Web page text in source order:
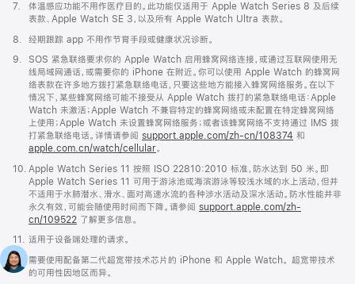
脚
7.
体温感应功能不用作医疗目的。此功能仅适用于 Apple Watch Series 8 及后续
表款、Apple Watch SE 3，以及所有 Apple Watch Ultra 表款。
脚
8. 经期跟踪 app 不用作节育手段或健康状况诊断。
脚
9.
SOS 紧急联络要求你的 Apple Watch 启用蜂窝网络连接，或通过互联网使用无
线局域网通话，或需要你的 iPhone 在附近。你可以使用 Apple Watch 的蜂窝网
络表款在许多地方拨打紧急联络电话，只要这些地方能接入蜂窝网络服务。在以下
情况下，某些蜂窝网络可能不接受从 Apple Watch 拨打的紧急联络电话：Apple
Watch 未激活；Apple Watch 不兼容特定的蜂窝网络或未配置在特定蜂窝网络
上使用；Apple Watch 未设置蜂窝网络服务；或者该蜂窝网络不支持通过 IMS 拨
打紧急联络电话。详情请参阅 support.apple.com/zh-cn/108374 (在
口
中
打
开)
和
apple.com.cn/watch/cellular。
脚
10.
Apple Watch Series 11 按照 ISO 22810:2010 标准，防水达到 50 米。即
Apple Watch Series 11 可用于游泳池或海滨游泳等较浅水域的水上活动，但并
不适用于水肺潜水、滑水、面对高速水流的各种涉水活动及深水活动。防水性能并非
永久有效，可能会随使用时间而下降。请参阅 support.apple.com/zh-
cn/109522 了解更多信息。
脚
注
11. 适用于设备端处理的请求。
脚
注
12.
需要使用配备第二代超宽带技术芯片的 iPhone 和 Apple Watch。 超宽带技术
的可用性因地区而异。